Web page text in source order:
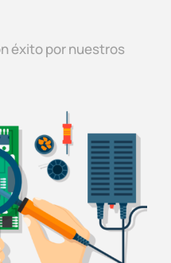
éxito por nuestros